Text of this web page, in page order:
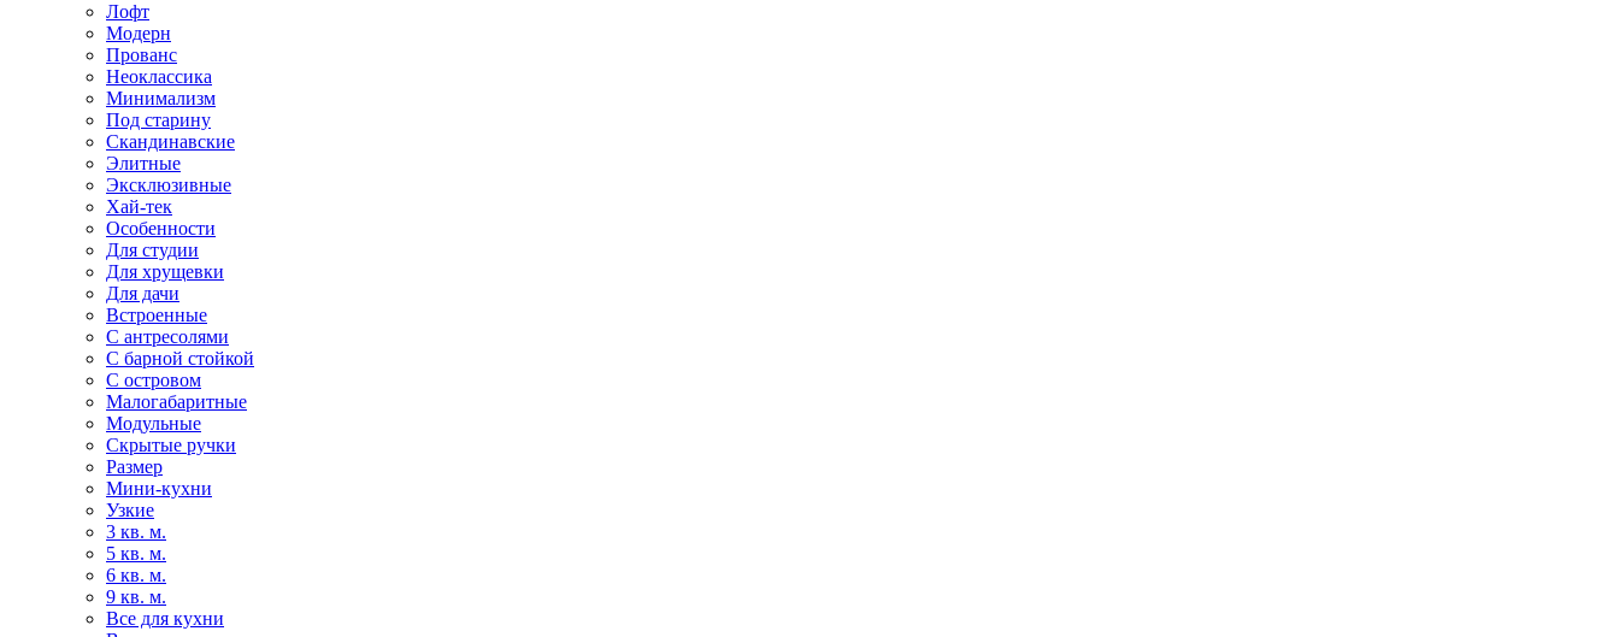
Лофт
Модерн
Прованс
Неоклассика
Минимализм
Под старину
Скандинавские
Элитные
Эксклюзивные
Хай-тек
Особенности
Для студии
Для хрущевки
Для дачи
Встроенные
С антресолями
С барной стойкой
С островом
Малогабаритные
Модульные
Скрытые ручки
Размер
Мини-кухни
Узкие
3 кв. м.
5 кв. м.
6 кв. м.
9 кв. м.
Все для кухни